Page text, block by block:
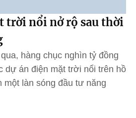
trời nổi nở rộ sau thời
hàng chục nghìn tỷ đồng
dự án điện mặt trời nổi trên hồ
một làn sóng đầu tư năng